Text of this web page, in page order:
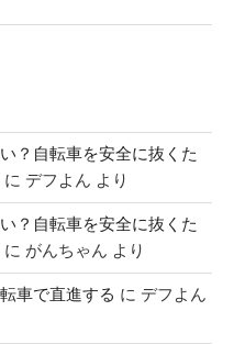
？自転車を安全に抜くた
に デフよん より
？自転車を安全に抜くた
に がんちゃん より
車で直進する に デフよん